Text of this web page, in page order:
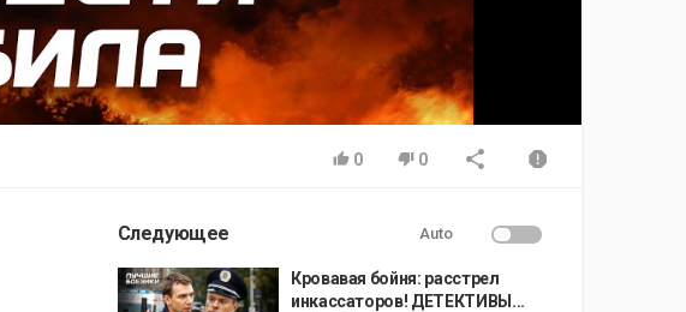
0 0
Следующее Auto
Кровавая бойня: расстрел
инкассаторов! ДЕТЕКТИВЫ...